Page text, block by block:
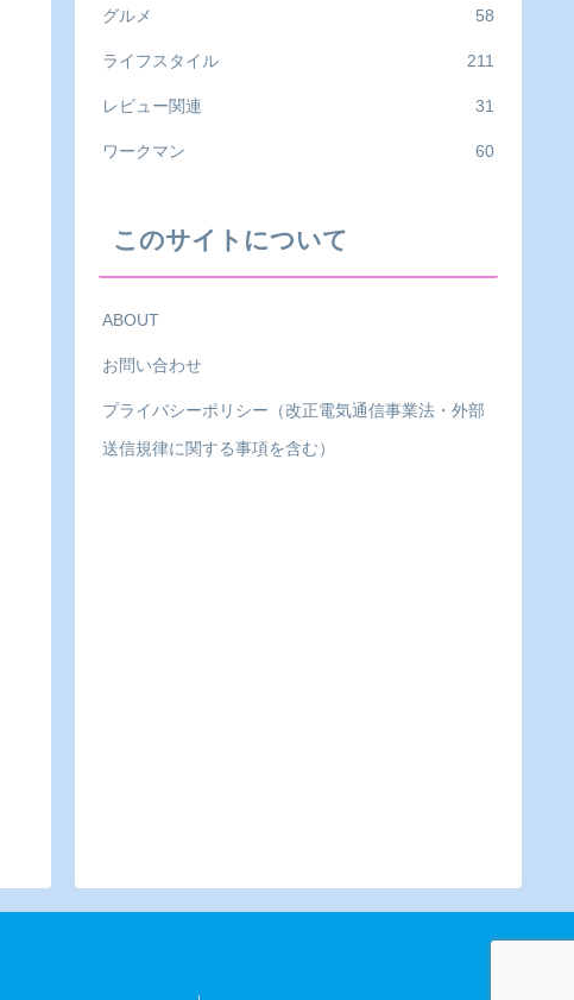
グルメ 58
ライフスタイル 211
レビュー関連 31
ワークマン 60
このサイトについて
ABOUT
お問い合わせ
プライバシーポリシー（改正電気通信事業法・外部
送信規律に関する事項を含む）